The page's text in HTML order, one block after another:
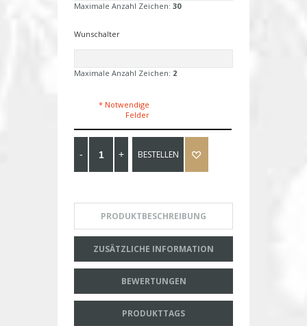
Maximale Anzahl Zeichen: 30
Wunschalter
Maximale Anzahl Zeichen: 2
* Notwendige
Felder
BESTELLEN
PRODUKTBESCHREIBUNG
ZUSÄTZLICHE INFORMATION
BEWERTUNGEN
PRODUKTTAGS